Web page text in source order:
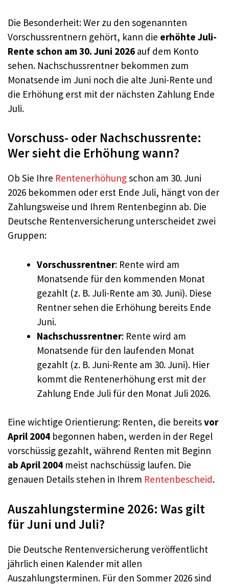
Die Besonderheit: Wer zu den sogenannten
Vorschussrentnern gehört, kann die erhöhte Juli-
Rente schon am 30. Juni 2026 auf dem Konto
sehen. Nachschussrentner bekommen zum
Monatsende im Juni noch die alte Juni-Rente und
die Erhöhung erst mit der nächsten Zahlung Ende
Juli.
Vorschuss- oder Nachschussrente:
Wer sieht die Erhöhung wann?
Ob Sie Ihre Rentenerhöhungschon am 30. Juni
2026 bekommen oder erst Ende Juli, hängt von der
Zahlungsweise und Ihrem Rentenbeginn ab. Die
Deutsche Rentenversicherung unterscheidet zwei
Gruppen:
Vorschussrentner: Rente wird am
Monatsende für den kommenden Monat
gezahlt (z. B. Juli-Rente am 30. Juni). Diese
Rentner sehen die Erhöhung bereits Ende
Juni.
Nachschussrentner: Rente wird am
Monatsende für den laufenden Monat
gezahlt (z. B. Juni-Rente am 30. Juni). Hier
kommt die Rentenerhöhung erst mit der
Zahlung Ende Juli für den Monat Juli 2026.
Eine wichtige Orientierung: Renten, die bereitsvor
April 2004 begonnen haben, werden in der Regel
vorschüssig gezahlt, während Renten mit Beginn
ab April 2004 meist nachschüssig laufen. Die
genauen Details stehen in Ihrem Rentenbescheid.
Auszahlungstermine 2026: Was gilt
für Juni und Juli?
Die Deutsche Rentenversicherung veröffentlicht
jährlich einen Kalender mit allen
Auszahlungsterminen. Für den Sommer 2026 sind